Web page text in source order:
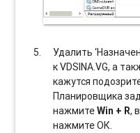
Удалить
к VDSINA.VG, а
кажутся
Планировщика
нажмитеWin + R,
нажмите ОК.